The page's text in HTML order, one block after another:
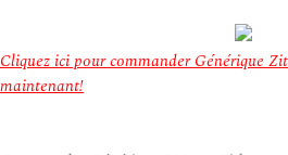
Cliquez ici pour commander Générique
maintenant!